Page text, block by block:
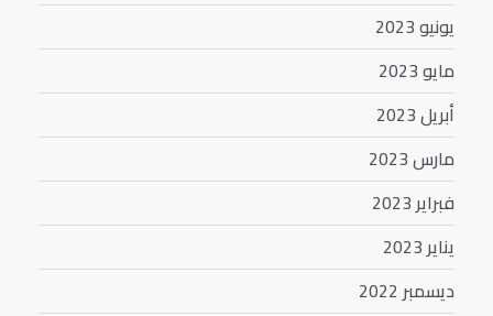
يونيو 2023
مايو 2023
أبريل 2023
مارس 2023
فبراير 2023
يناير 2023
ديسمبر 2022